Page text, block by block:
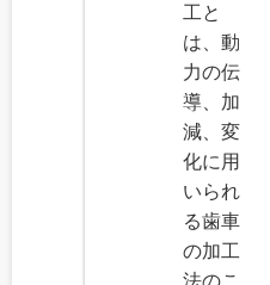
工と
は、動
力の伝
導、加
減、変
化に用
いられ
る歯車
の加工
法のこ